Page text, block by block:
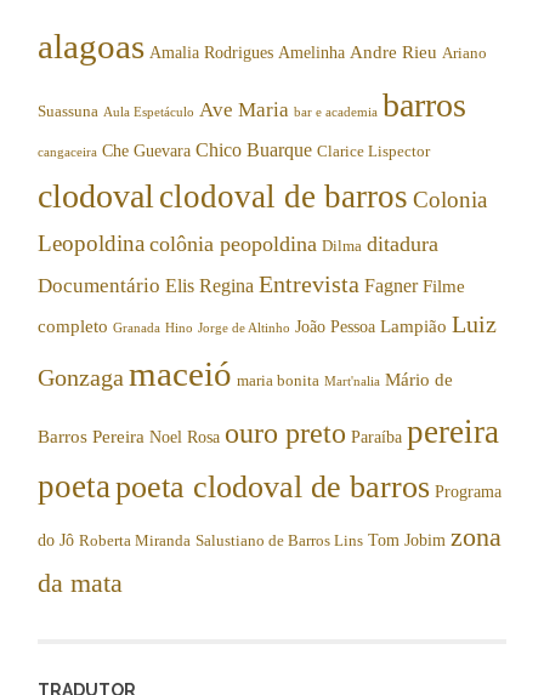
alagoas Amalia Rodrigues Amelinha Andre Rieu Ariano
Suassuna Aula Espetáculo Ave Maria bar e academia barros
cangaceira Che Guevara Chico Buarque Clarice Lispector
clodoval clodoval de barros Colonia
Leopoldina colônia peopoldina Dilma ditadura
Documentário Elis Regina Entrevista Fagner Filme
completo Granada Hino Jorge de Altinho João Pessoa Lampião Luiz
Gonzaga maceió maria bonita Mart'nalia Mário de
Barros Pereira Noel Rosa ouro preto Paraíba pereira
poetapoeta clodoval de barros Programa
do Jô Roberta Miranda Salustiano de Barros Lins Tom Jobim zona
da mata
TRADUTOR